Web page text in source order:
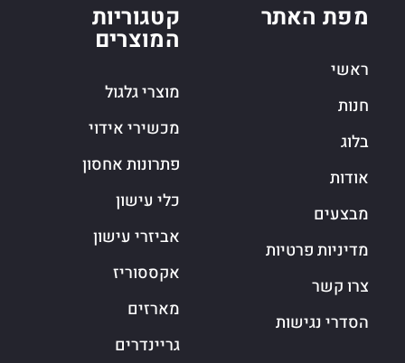
מפת האתר
ראשי
חנות
בלוג
אודות
מבצעים
מדיניות פרטיות
צרו קשר
הסדרי נגישות
קטגוריות
המוצרים
מוצרי גלגול
מכשירי אידוי
פתרונות אחסון
כלי עישון
אביזרי עישון
אקססוריז
מארזים
גריינדרים